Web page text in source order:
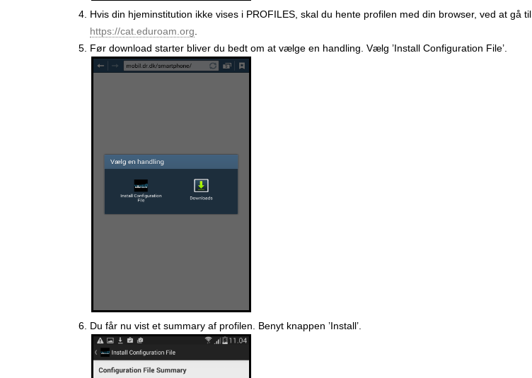
Hvis din hjeminstitution ikke vises i PROFILES, skal du hente profilen med din browser, ved at gå til
https://cat.eduroam.org
Før download starter bliver du bedt om at vælge en handling. Vælg ’Install Configuration File’.
Du får nu vist et summary af profilen. Benyt knappen ’Install’.